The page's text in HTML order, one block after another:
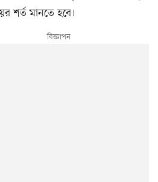
শর্ত মানতে হবে।